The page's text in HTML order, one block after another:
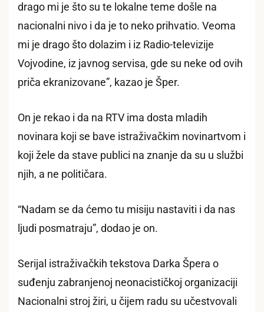
drago mi je što su te lokalne teme došle na
nacionalni nivo i da je to neko prihvatio. Veoma
mi je drago što dolazim i iz Radio-televizije
Vojvodine, iz javnog servisa, gde su neke od ovih
priča ekranizovane”, kazao je Šper.
On je rekao i da na RTV ima dosta mladih
novinara koji se bave istraživačkim novinartvom i
koji žele da stave publici na znanje da su u službi
njih, a ne političara.
“Nadam se da ćemo tu misiju nastaviti i da nas
ljudi posmatraju”, dodao je on.
Serijal istraživačkih tekstova Darka Špera o
suđenju zabranjenoj neonacističkoj organizaciji
Nacionalni stroj žiri, u čijem radu su učestvovali